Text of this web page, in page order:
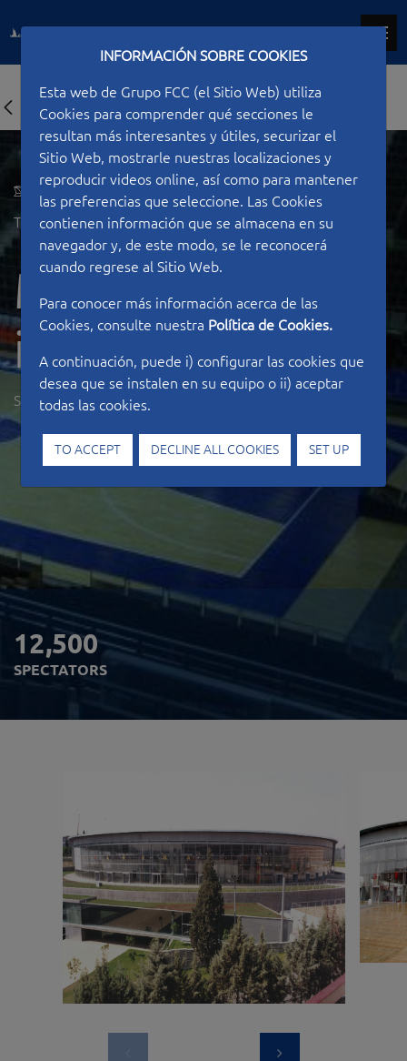
INFORMACIÓN SOBRE COOKIES
Esta web de Grupo FCC (el Sitio Web) utiliza
Cookies para comprender qué secciones le
resultan más interesantes y útiles, securizar el
Sitio Web, mostrarle nuestras localizaciones y
reproducir videos online, así como para mantener
las preferencias que seleccione. Las Cookies
contienen información que se almacena en su
navegador y, de este modo, se le reconocerá
cuando regrese al Sitio Web.
Para conocer más información acerca de las
Cookies, consulte nuestra Política de Cookies.
A continuación, puede i) configurar las cookies que
desea que se instalen en su equipo o ii) aceptar
todas las cookies.
TO ACCEPT DECLINE ALL COOKIES SET UP
Type of work Sport facilities
Madrid Arena
installations
SPAIN
12,500
SPECTATORS